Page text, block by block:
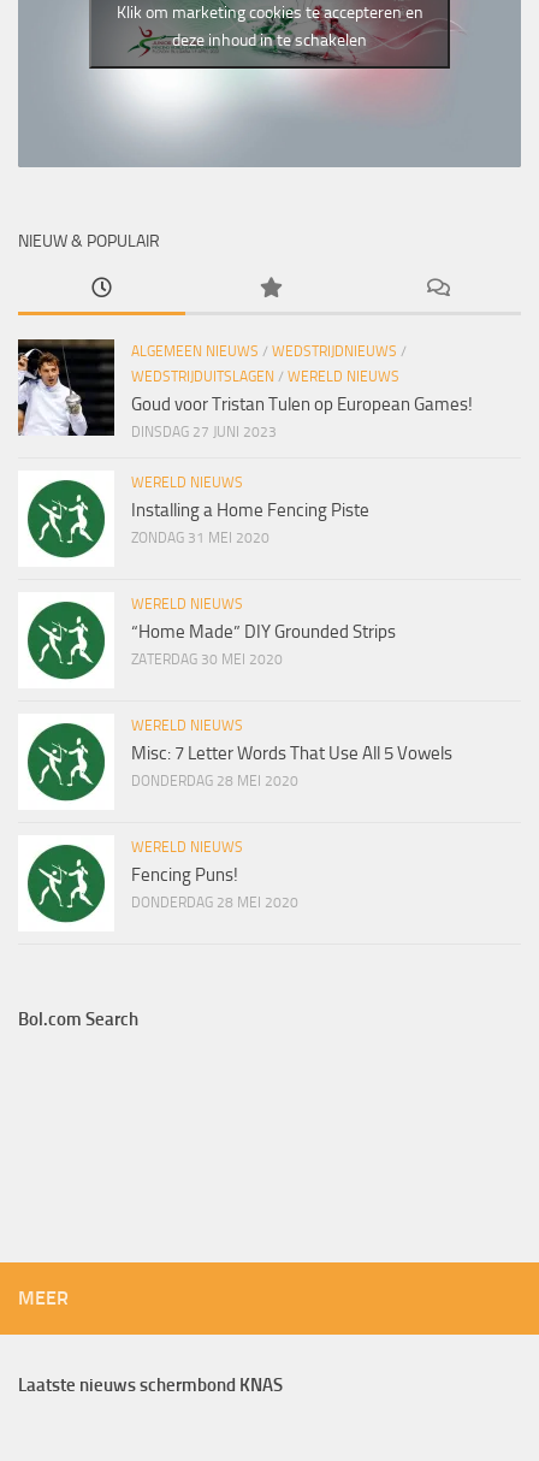
Klik om marketing cookies te accepteren en
deze inhoud in te schakelen
NIEUW & POPULAIR
ALGEMEEN NIEUWS / WEDSTRIJDNIEUWS /
WEDSTRIJDUITSLAGEN / WERELD NIEUWS
Goud voor Tristan Tulen op European Games!
DINSDAG 27 JUNI 2023
WERELD NIEUWS
Installing a Home Fencing Piste
ZONDAG 31 MEI 2020
WERELD NIEUWS
“Home Made” DIY Grounded Strips
ZATERDAG 30 MEI 2020
WERELD NIEUWS
Misc: 7 Letter Words That Use All 5 Vowels
DONDERDAG 28 MEI 2020
WERELD NIEUWS
Fencing Puns!
DONDERDAG 28 MEI 2020
Bol.com Search
MEER
Laatste nieuws schermbond KNAS